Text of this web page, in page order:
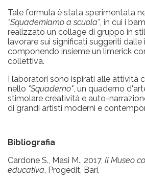
Tale formula è stata sperimentata
"Squaderniamo a scuola" , in cui i
realizzato un collage di gruppo in
lavorare sui significati suggeriti dalle
componendo insieme un limerick
collettiva.
I laboratori sono ispirati alle attività
nello "Squaderno" , un quaderno
stimolare creatività e auto-
di grandi artisti moderni e
Bibliografia
Cardone S., Masi M., 2017, Il Museo
educativa , Progedit, Bari.